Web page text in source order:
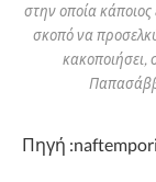
στην οποία κάποιος
σκοπό να
Πηγή